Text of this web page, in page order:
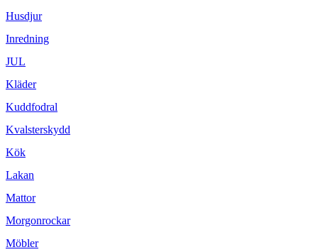
Husdjur
Inredning
JUL
Kläder
Kuddfodral
Kvalsterskydd
Kök
Lakan
Mattor
Morgonrockar
Möbler